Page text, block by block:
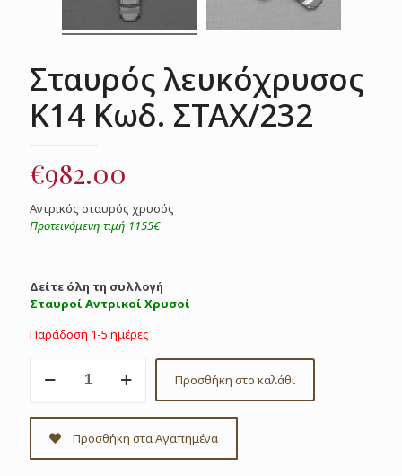
Σταυρός λευκόχρυσος
Κ14 Κωδ. ΣΤΑΧ/232
€982.00
Αντρικός σταυρός χρυσός
Προτεινόμενη τιμή 1155€
Δείτε όλη τη συλλογή
Σταυροί Αντρικοί Χρυσοί
Παράδοση 1-5 ημέρες
λευκόχρυσος
Κωδ.
ΣΤΑΧ/232
ποσότητα
Προσθήκη στο καλάθι
Προσθήκη στα Αγαπημένα